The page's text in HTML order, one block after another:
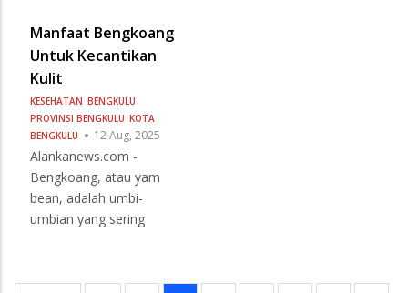
Manfaat Bengkoang
Untuk Kecantikan
Kulit
KESEHATAN BENGKULU
PROVINSI BENGKULU KOTA
BENGKULU
12 Aug, 2025
Alankanews.com -
Bengkoang, atau yam
bean, adalah umbi-
umbian yang sering